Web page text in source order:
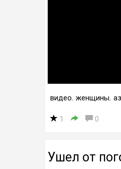
видео, женщины,
1 0
Ушел от